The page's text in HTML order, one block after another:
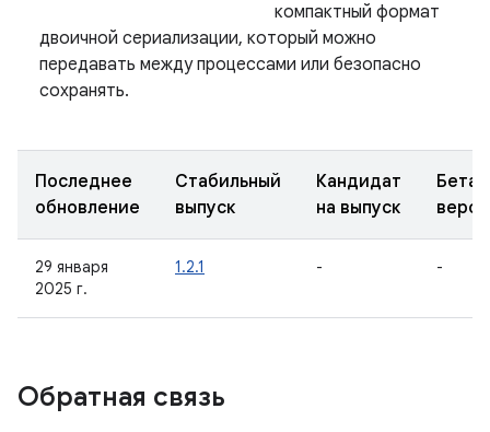
компактный формат
двоичной сериализации, который можно
передавать между процессами или безопасно
сохранять.
Последнее
обновление
Стабильный
выпуск
Кандидат
на выпуск
Бета-
29 января
2025 г.
1.2.1 - -
Обратная связь